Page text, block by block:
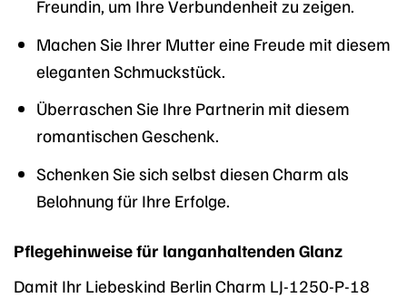
Freundin, um Ihre Verbundenheit zu zeigen.
Machen Sie Ihrer Mutter eine Freude mit diesem
eleganten Schmuckstück.
Überraschen Sie Ihre Partnerin mit diesem
romantischen Geschenk.
Schenken Sie sich selbst diesen Charm als
Belohnung für Ihre Erfolge.
Pflegehinweise für langanhaltenden Glanz
Damit Ihr Liebeskind Berlin Charm LJ-1250-P-18